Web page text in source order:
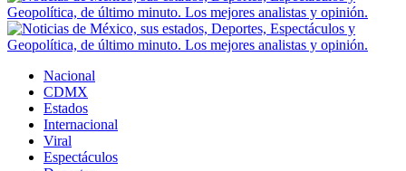
Nacional
CDMX
Estados
Internacional
Viral
Espectáculos